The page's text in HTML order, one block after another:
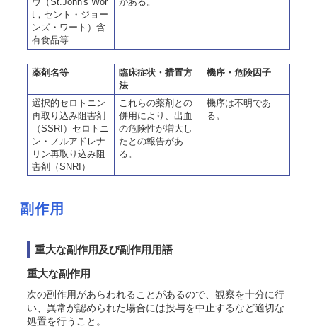
t，セント・ジョー
ンズ・ワート）含
有食品等
薬剤名等
臨床症状・措置方
法
機序・危険因子
選択的セロトニン
再取り込み阻害剤
（SSRI）セロトニ
ン・ノルアドレナ
リン再取り込み阻
害剤（SNRI）
これらの薬剤との
併用により、出血
の危険性が増大し
たとの報告があ
る。
機序は不明であ
る。
副作用
重大な副作用及び副作用用語
重大な副作用
次の副作用があらわれることがあるので、観察を十分に行
い、異常が認められた場合には投与を中止するなど適切な
処置を行うこと。